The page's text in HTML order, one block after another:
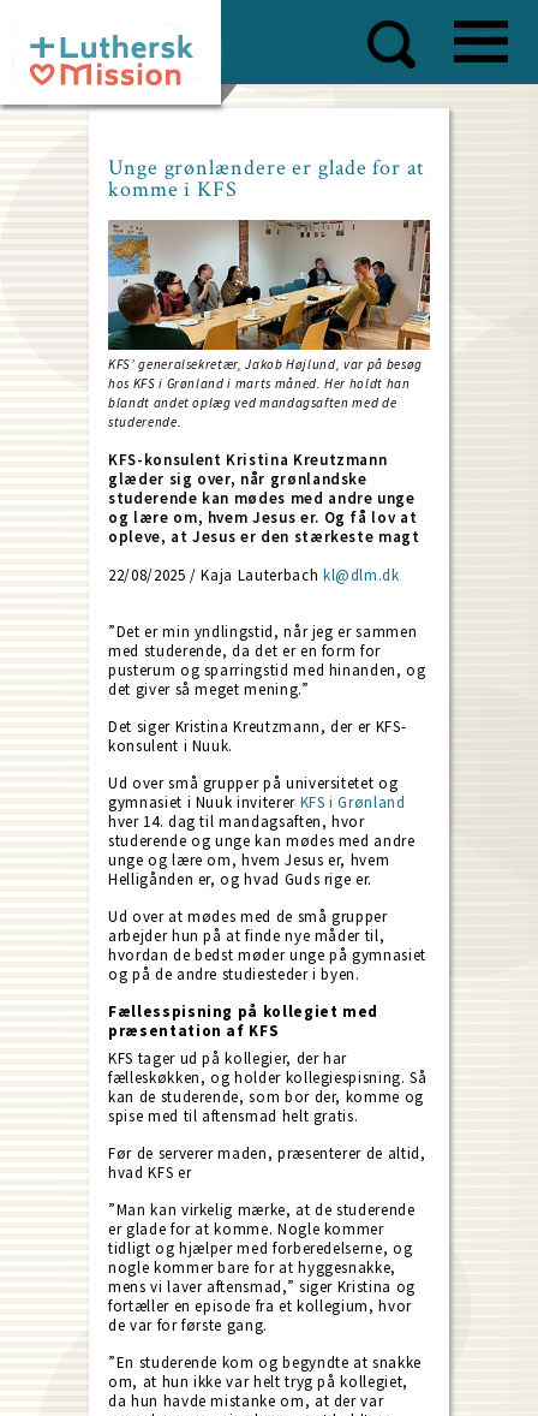
main
content
Unge grønlændere er glade for at
komme i KFS
KFS’ generalsekretær, Jakob Højlund, var på besøg
hos KFS i Grønland i marts måned. Her holdt han
blandt andet oplæg ved mandagsaften med de
studerende.
KFS-konsulent Kristina Kreutzmann
glæder sig over, når grønlandske
studerende kan mødes med andre unge
og lære om, hvem Jesus er. Og få lov at
opleve, at Jesus er den stærkeste magt
22/08/2025 / Kaja Lauterbach kl@dlm.dk
”Det er min yndlingstid, når jeg er sammen
med studerende, da det er en form for
pusterum og sparringstid med hinanden, og
det giver så meget mening.”
Det siger Kristina Kreutzmann, der er KFS-
konsulent i Nuuk.
Ud over små grupper på universitetet og
gymnasiet i Nuuk inviterer KFS i Grønland
hver 14. dag til mandagsaften, hvor
studerende og unge kan mødes med andre
unge og lære om, hvem Jesus er, hvem
Helligånden er, og hvad Guds rige er.
Ud over at mødes med de små grupper
arbejder hun på at finde nye måder til,
hvordan de bedst møder unge på gymnasiet
og på de andre studiesteder i byen.
Fællesspisning på kollegiet med
præsentation af KFS
KFS tager ud på kollegier, der har
fælleskøkken, og holder kollegiespisning. Så
kan de studerende, som bor der, komme og
spise med til aftensmad helt gratis.
Før de serverer maden, præsenterer de altid,
hvad KFS er
”Man kan virkelig mærke, at de studerende
er glade for at komme. Nogle kommer
tidligt og hjælper med forberedelserne, og
nogle kommer bare for at hyggesnakke,
mens vi laver aftensmad,” siger Kristina og
fortæller en episode fra et kollegium, hvor
de var for første gang.
”En studerende kom og begyndte at snakke
om, at hun ikke var helt tryg på kollegiet,
da hun havde mistanke om, at der var